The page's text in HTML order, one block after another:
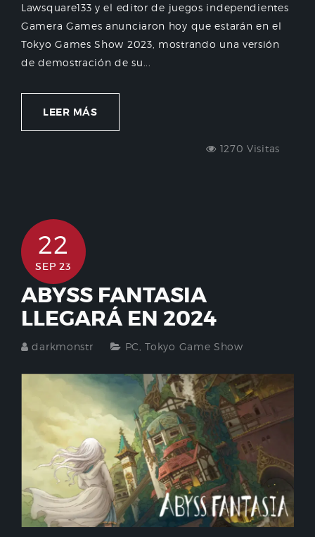
Lawsquare133 y el editor de juegos independientes
Gamera Games anunciaron hoy que estarán en el
Tokyo Games Show 2023, mostrando una versión
de demostración de su...
LEER MÁS
1270 Visitas
22
SEP 23
ABYSS FANTASIA
LLEGARÁ EN 2024
darkmonstr PC ,Tokyo Game Show